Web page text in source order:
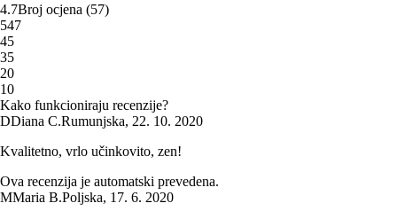
4.7Broj ocjena (57)
547
45
35
20
10
Kako funkcioniraju recenzije?
DDiana C.Rumunjska, 22. 10. 2020
Kvalitetno, vrlo učinkovito, zen!
Ova recenzija je automatski prevedena.
MMaria B.Poljska, 17. 6. 2020